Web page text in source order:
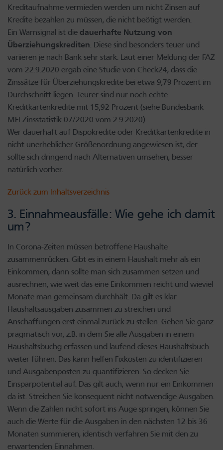
Kreditaufnahme vermieden werden um nicht Zinsen auf
Kredite bezahlen zu müssen, die nicht beötigt werden.
Ein Warnsignal ist die dauerhafte Nutzung von
Überziehungskrediten. Diese sind besonders teuer und
variieren je nach Bank sehr stark. Laut einer Meldung der FAZ
vom 22.9.2020 ergab eine Studie von Check24, dass die
Zinssätze für Überziehungskredite bei etwa 9,79 Prozent im
Durchschnitt liegen. Teurer sind nur noch echte
Kreditkartenkredite mit 15,92 Prozent (siehe Bundesbank
MFI Zinsstatistik 07/2020 vom 2.9.2020).
Wer dauerhaft auf Dispokredite oder Kreditkartenkredite in
nicht unerheblicher Größenordnung angewiesen ist, der
sollte sich dringend nach Alternativen umsehen, besser
natürlich vorher.
Zurück zum Inhaltsverzeichnis
3. Einnahmeausfälle: Wie gehe ich damit
um?
In Corona-Zeiten müssen betroffene Haushalte
zusammenrücken. Gibt es in einem Haushalt mehr als ein
Einkommen, dann sollte man sich zusammen setzen und
ausrechnen, wie weit das eine Einkommen reicht und wieviel
Monate man gemeinsam durchhält. Da gilt es klar
Haushaltsausgaben zusammen zu streichen und
Anschaffungen erst einmal zurück zu stellen. Gehen Sie ganz
pragmatisch vor, z.B. in dem Sie alle Ausgaben in einem
Haushaltsbuchg erfassen und laufend dieses Haushaltsbuch
weiter führen. Das kann helfen Fixkosten zu identifizieren
und Ausgabenposten zu quantifizieren. So decken Sie
Einsparpotential auf. Das gilt auch, wenn nur ein Einkommen
da ist. Streichen Sie konsequent nicht notwendige Ausgaben.
Wenn die Zahlen nicht sofort ins Auge springen, können Sie
auch die Werte für die Ausgaben in den nächsten 12 bis 36
Monaten summieren, identisch verfahren Sie mit den zu
erwartenden Einnahmen.